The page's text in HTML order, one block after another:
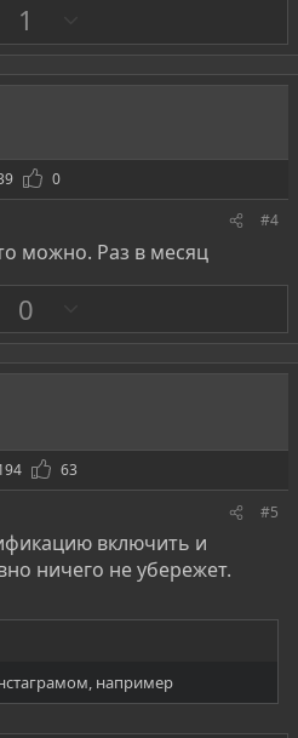
1
р
о
в
0
#4
можно. Раз в месяц
0
р
о
63
#5
включить и
ничего не убережет.
например